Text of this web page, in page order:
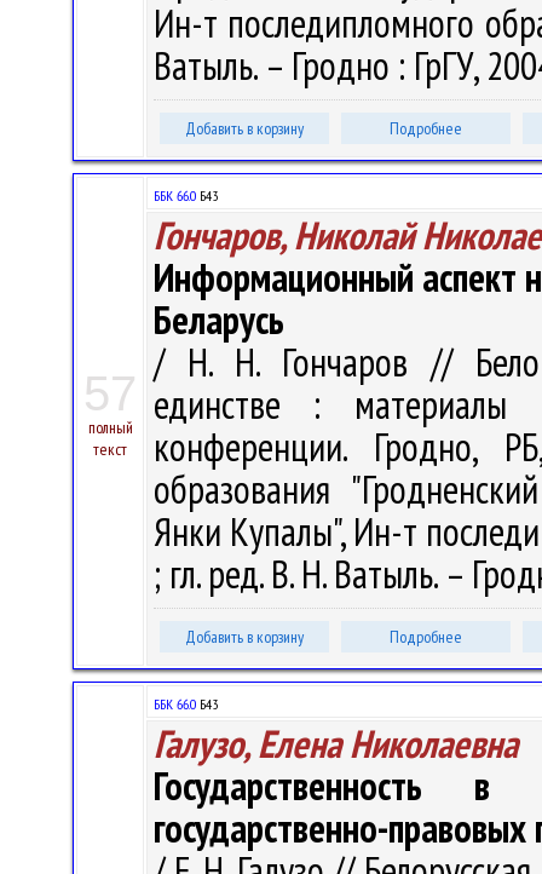
Ин-т последипломного
Ватыль. – Гродно : ГрГУ,
Добавить в корзину Подробнее
57
полный
текст
ББК 66.0 Б43
Гончаров, Николай
Информационный аспект
Беларусь
/ Н. Н. Гончаров //
единстве : материалы
конференции. Гродно,
образования
Янки Купалы", Ин-т
; гл. ред. В. Н. Ватыль. –
Добавить в корзину Подробнее
ББК 66.0 Б43
Галузо, Елена Николаевна
Государственность
государственно-